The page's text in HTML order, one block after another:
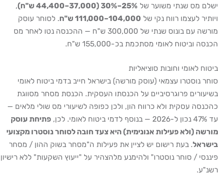
ישלם מס שנתי משוער של 25%–30% (37,000–44,400 ש"ח)
,
ויותיר לעצמו רווח נקי של 104,000–111,000 ש"ח
. לסוחר עוסק
מורשה עם בונוס שנתי של 300,000 ש"ח — ההכנסה נטו לאחר מס
הכנסה וביטוח לאומי מסתכמת בכ-155,000 ש"ח.
ביטוח לאומי וחובות סוציאליות
סוחר נוסטרו עצמאי (עוסק מורשה) בישראל חייב בדמי ביטוח לאומי
בשיעורים פרוגרסיביים על הכנסתו העסקית. הכנסת מסחר מסווגת
כהכנסה עסקית ולא כרווח הון, ולכן כפופה לשיעורי מס שולי מלאים —
עד 47% נכון ל-2026 — בנוסף לדמי ביטוח לאומי. לכן,
פתיחת עוסק
מורשה (ולא פעילות אנונימית) היא צעד חובה לסוחר נוסטרו מקצועי
בישראל. בעת רישום יש לציין את פעילות ה"מסחר בשוק ההון / מסחר
פיננסי / סוחר נוסטרו" ולהימנע מלהצהיר על "ייעוץ השקעות" ללא רישיון
רשנ"ע.